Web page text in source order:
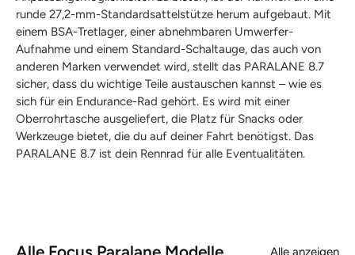
runde 27,2-mm-Standardsattelstütze herum aufgebaut. Mit
einem BSA-Tretlager, einer abnehmbaren Umwerfer-
Aufnahme und einem Standard-Schaltauge, das auch von
anderen Marken verwendet wird, stellt das PARALANE 8.7
sicher, dass du wichtige Teile austauschen kannst – wie es
sich für ein Endurance-Rad gehört. Es wird mit einer
Oberrohrtasche ausgeliefert, die Platz für Snacks oder
Werkzeuge bietet, die du auf deiner Fahrt benötigst. Das
PARALANE 8.7 ist dein Rennrad für alle Eventualitäten.
Alle anzeigen